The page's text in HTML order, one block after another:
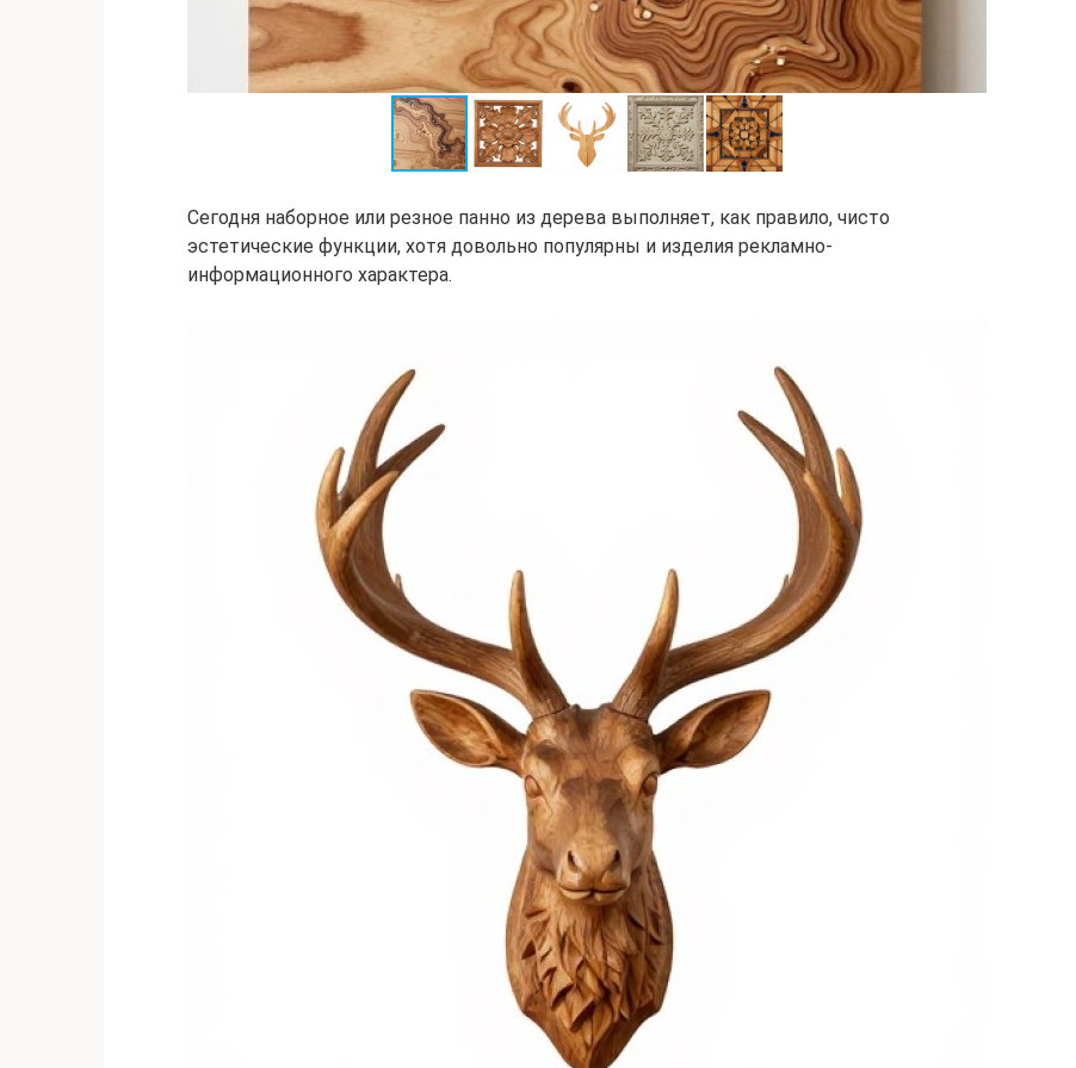
Сегодня наборное или резное панно из дерева выполняет, как правило, чисто
эстетические функции, хотя довольно популярны и изделия рекламно-
информационного характера.